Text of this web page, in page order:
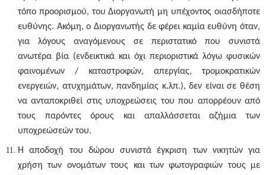
τόπο προορισμού, του Διοργανωτή μη υπέχοντος οιασδήποτε
ευθύνης. Ακόμη, ο Διοργανωτής δε φέρει καμία ευθύνη όταν,
για λόγους αναγόμενους σε περιστατικό που συνιστά
ανωτέρα βία (ενδεικτικά και όχι περιοριστικά λόγω φυσικών
φαινομένων / καταστροφών, απεργίας, τρομοκρατικών
ενεργειών, ατυχημάτων, πανδημίας κ.λπ.), δεν είναι σε θέση
να ανταποκριθεί στις υποχρεώσεις του που απορρέουν από
τους παρόντες όρους και απαλλάσσεται αζήμια των
υποχρεώσεών του.
H αποδοχή του δώρου συνιστά έγκριση των νικητών για
χρήση των ονομάτων τους και των φωτογραφιών τους με